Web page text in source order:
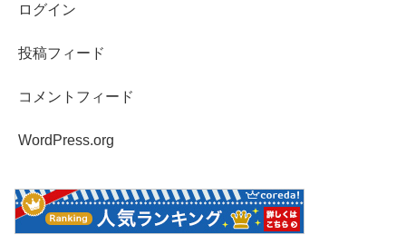
ログイン
投稿フィード
コメントフィード
WordPress.org